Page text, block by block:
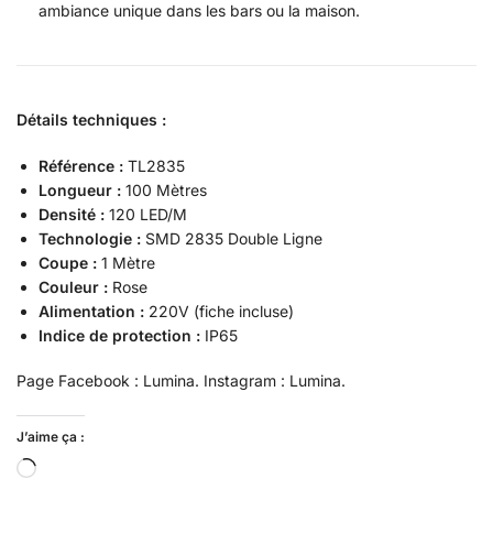
ambiance unique dans les bars ou la maison.
Détails techniques :
Référence : TL2835
Longueur : 100 Mètres
Densité : 120 LED/M
Technologie : SMD 2835 Double Ligne
Coupe : 1 Mètre
Couleur : Rose
Alimentation : 220V (fiche incluse)
Indice de protection : IP65
Page Facebook : Lumina. Instagram : Lumina.
J’aime ça :